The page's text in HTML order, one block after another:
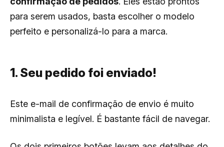
para serem usados, basta escolher o modelo
perfeito e personalizá-lo para a marca.
1. Seu pedido foi enviado!
Este e-mail de confirmação de envio é muito
minimalista e legível. É bastante fácil de navegar.